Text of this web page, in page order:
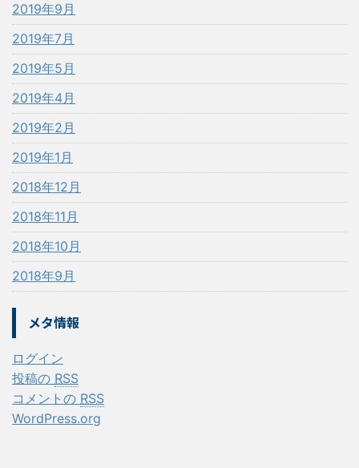
2019年9月
2019年7月
2019年5月
2019年4月
2019年2月
2019年1月
2018年12月
2018年11月
2018年10月
2018年9月
メタ情報
ログイン
投稿の RSS
コメントの RSS
WordPress.org